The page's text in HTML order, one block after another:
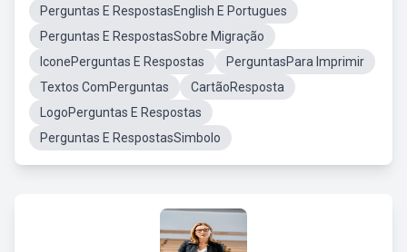
Perguntas E RespostasEnglish E Portugues
Perguntas E RespostasSobre Migração
IconePerguntas E Respostas
PerguntasPara Imprimir
Textos ComPerguntas
CartãoResposta
LogoPerguntas E Respostas
Perguntas E RespostasSimbolo